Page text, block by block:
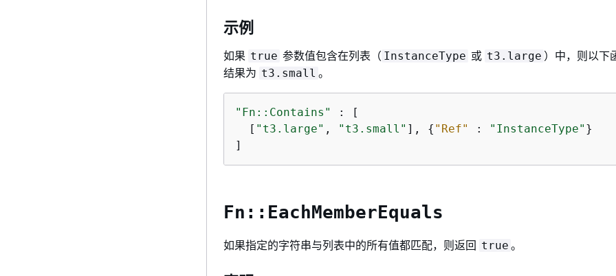
示例
如果 true 参数值包含在列表（ InstanceType 或 t3.large ）中，则以下
结果为 t3.small 。
"Fn::Contains"
: [
  [
"t3.large" , "t3.small" ], { "Ref" : "InstanceType" }
]
Fn::EachMemberEquals
如果指定的字符串与列表中的所有值都匹配，则返回 true 。